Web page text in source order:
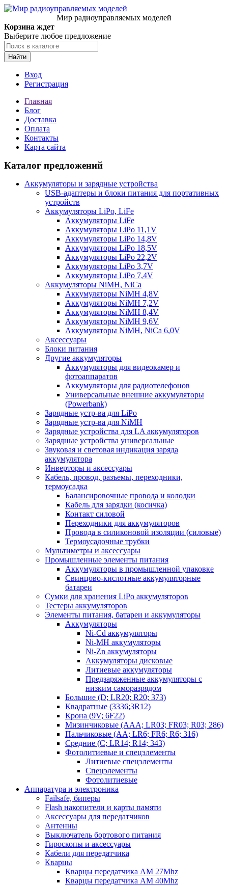
Мир радиоуправляемых моделей
Корзина ждет
Выберите любое предложение
Найти
Вход
Регистрация
Главная
Блог
Доставка
Оплата
Контакты
Карта сайта
Каталог предложений
Аккумуляторы и зарядные устройства
USB-адаптеры и блоки питания для портативных
устройств
Аккумуляторы LiPo, LiFe
Аккумуляторы LiFe
Аккумуляторы LiPo 11,1V
Аккумуляторы LiPo 14,8V
Аккумуляторы LiPo 18,5V
Аккумуляторы LiPo 22,2V
Аккумуляторы LiPo 3,7V
Аккумуляторы LiPo 7,4V
Аккумуляторы NiMH, NiCa
Аккумуляторы NiMH 4,8V
Аккумуляторы NiMH 7,2V
Аккумуляторы NiMH 8,4V
Аккумуляторы NiMH 9,6V
Аккумуляторы NiMH, NiCa 6,0V
Аксессуары
Блоки питания
Другие аккумуляторы
Аккумуляторы для видеокамер и
фотоаппаратов
Аккумуляторы для радиотелефонов
Универсальные внешние аккумуляторы
(Powerbank)
Зарядные устр-ва для LiPo
Зарядные устр-ва для NiMH
Зарядные устройства для LA аккумуляторов
Зарядные устройства универсальные
Звуковая и световая индикация заряда
аккумулятора
Инверторы и аксессуары
Кабель, провод, разъемы, переходники,
термоусадка
Балансировочные провода и колодки
Кабель для зарядки (косичка)
Контакт силовой
Переходники для аккумуляторов
Провода в силиконовой изоляции (силовые)
Термоусадочные трубки
Мультиметры и аксессуары
Промышленные элементы питания
Аккумуляторы в промышленной упаковке
Свинцово-кислотные аккумуляторные
батареи
Сумки для хранения LiPo аккумуляторов
Тестеры аккумуляторов
Элементы питания, батареи и аккумуляторы
Аккумуляторы
Ni-Cd аккумуляторы
Ni-MH аккумуляторы
Ni-Zn аккумуляторы
Аккумуляторы дисковые
Литиевые аккумуляторы
Предзаряженные аккумуляторы с
низким саморазрядом
Большие (D; LR20; R20; 373)
Квадратные (3336;3R12)
Крона (9V; 6F22)
Мизинчиковые (AAA; LR03; FR03; R03; 286)
Пальчиковые (AA; LR6; FR6; R6; 316)
Средние (C; LR14; R14; 343)
Фотолитиевые и спецэлементы
Литиевые спецэлементы
Спецэлементы
Фотолитиевые
Аппаратура и электроника
Failsafe, биперы
Flash накопители и карты памяти
Аксессуары для передатчиков
Антенны
Выключатель бортового питания
Гироскопы и аксессуары
Кабели для передатчика
Кварцы
Кварцы передатчика AM 27Mhz
Кварцы передатчика AM 40Mhz